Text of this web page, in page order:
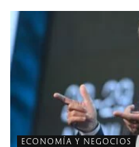
ECONOMÍA Y NEGOCIOS